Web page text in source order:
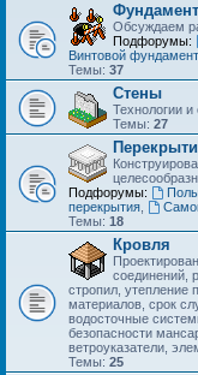
Фундамент
Обсуждаем
Подфорумы:
Винтовой фундамент
Темы: 37
Стены
Технологии и
Темы: 27
Подфорумы:
перекрытия
Темы: 18
Кровля
соединений,
стропил, утепление
материалов, срок
водосточные
безопасности
ветроуказатели,
Темы: 25